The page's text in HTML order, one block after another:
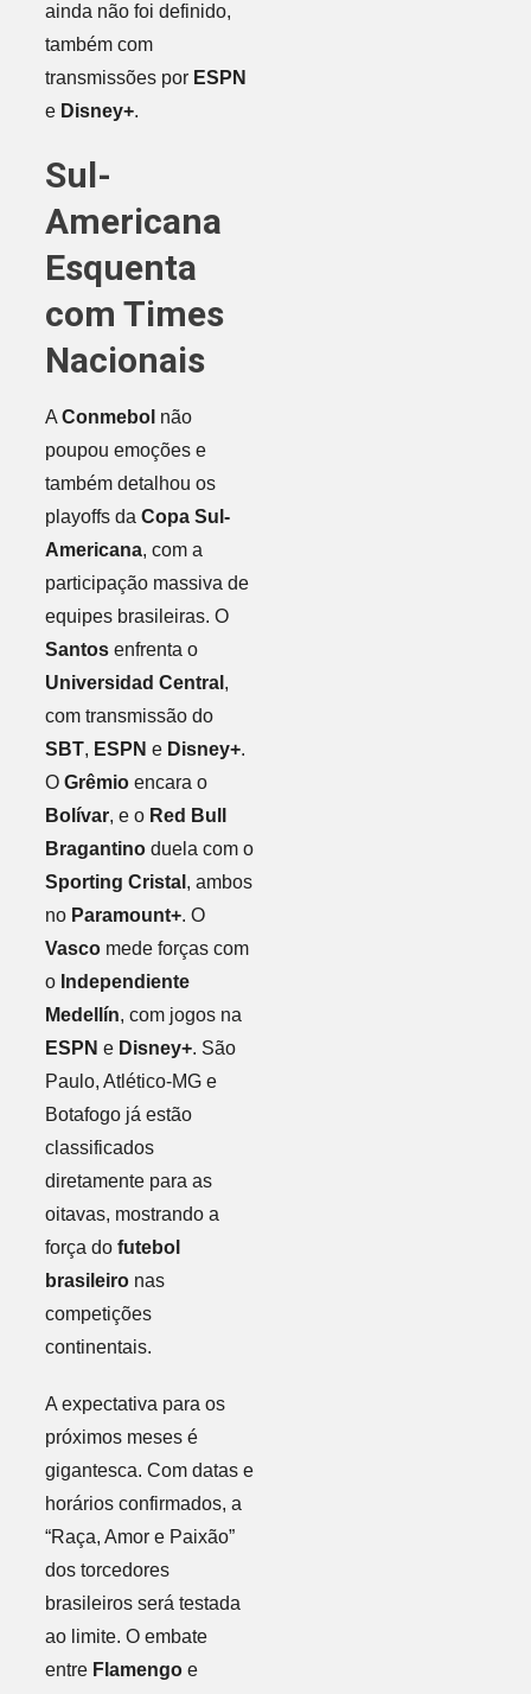
ainda não foi definido,
também com
transmissões por ESPN
e Disney+.
Sul-
Americana
Esquenta
com Times
Nacionais
A Conmebol não
poupou emoções e
também detalhou os
playoffs da Copa Sul-
Americana, com a
participação massiva de
equipes brasileiras. O
Santosenfrenta o
Universidad Central ,
com transmissão do
SBT, ESPN e Disney+.
O Grêmioencara o
Bolívar, e o Red Bull
Bragantinoduela com o
Sporting Cristal , ambos
no Paramount+. O
Vascomede forças com
o Independiente
Medellín, com jogos na
ESPN e Disney+. São
Paulo, Atlético-MG e
Botafogo já estão
classificados
diretamente para as
oitavas, mostrando a
força do futebol
brasileironas
competições
continentais.
A expectativa para os
próximos meses é
gigantesca. Com datas e
horários confirmados, a
“Raça, Amor e Paixão”
dos torcedores
brasileiros será testada
ao limite. O embate
entre Flamengoe